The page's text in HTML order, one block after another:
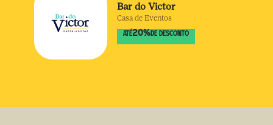
Bar do Victor
Casa de Eventos
ATÉ20% DE DESCONTO